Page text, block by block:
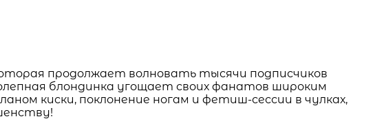
продолжает волновать тысячи подписчиков
блондинка угощает своих фанатов широким
киски, поклонение ногам и фетиш-сессии в чулках,